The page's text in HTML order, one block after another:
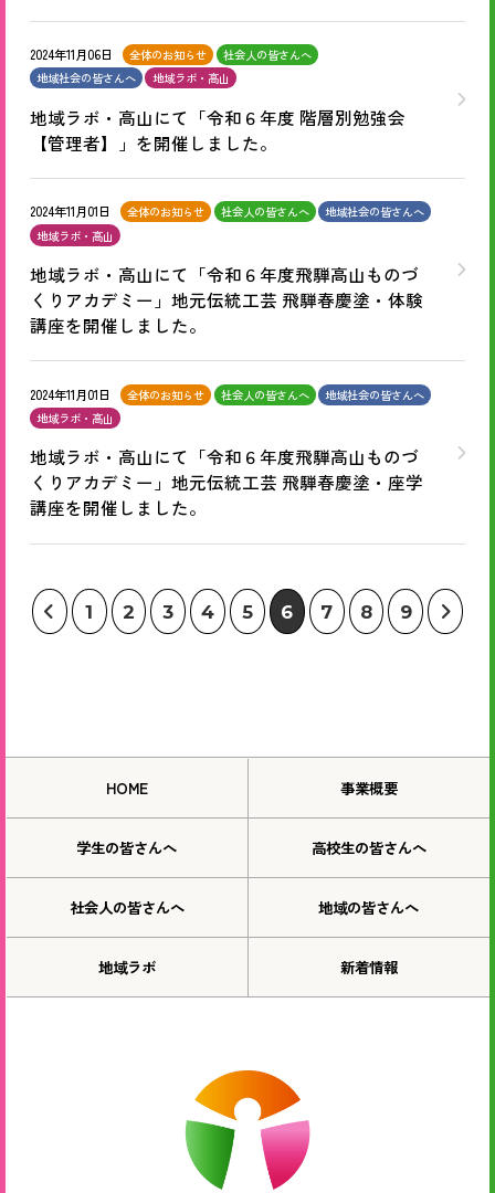
2024年11月06日 全体のお知らせ
社会人の皆さんへ
地域社会の皆さんへ
地域ラボ・高山
地域ラボ・高山にて「令和６年度 階層別勉強会
【管理者】」を開催しました。
2024年11月01日 全体のお知らせ 社会人の皆さんへ
地域社会の皆さんへ
地域ラボ・高山
地域ラボ・高山にて「令和６年度飛騨高山ものづ
くりアカデミー」地元伝統工芸 飛騨春慶塗・体験
講座を開催しました。
2024年11月01日 全体のお知らせ 社会人の皆さんへ
地域社会の皆さんへ
地域ラボ・高山
地域ラボ・高山にて「令和６年度飛騨高山ものづ
くりアカデミー」地元伝統工芸 飛騨春慶塗・座学
講座を開催しました。
1 2 3 4 5 6 7 8 9
HOME 事業概要
学生の皆さんへ 高校生の皆さんへ
社会人の皆さんへ 地域の皆さんへ
地域ラボ 新着情報